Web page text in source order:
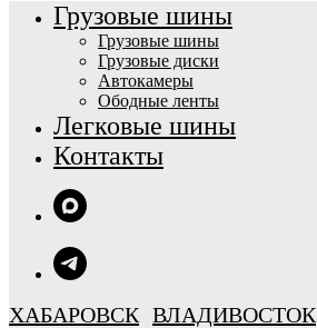
Грузовые шины
Грузовые шины
Грузовые диски
Автокамеры
Ободные ленты
Легковые шины
Контакты
ХАБАРОВСК ВЛАДИВОСТОК